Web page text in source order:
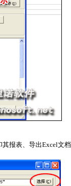
报表、导出Excel文档